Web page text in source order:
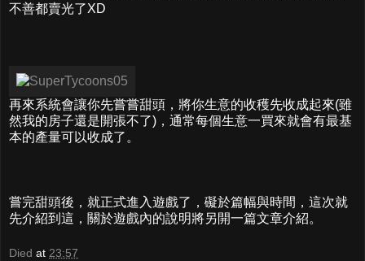
不善都賣光了XD
再來系統會讓你先嘗嘗甜頭，將你生意的收穫先收成起來(雖
然我的房子還是開張不了)，通常每個生意一買來就會有最基
本的產量可以收成了。
嘗完甜頭後，就正式進入遊戲了，礙於篇幅與時間，這次就
先介紹到這，關於遊戲內的說明將另開一篇文章介紹。
Died at 23:57